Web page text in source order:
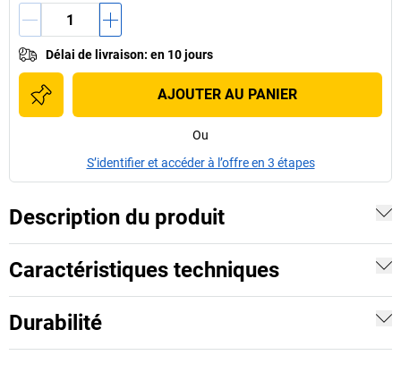
Délai de livraison: en 10 jours
AJOUTER AU PANIER
Ou
S’identifier et accéder à l’offre en 3 étapes
Description du produit
Caractéristiques techniques
Durabilité